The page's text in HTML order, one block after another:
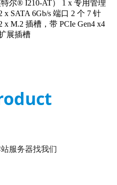
尔® I210-AT） 1 x 专用管理
x SATA 6Gb/s 端口 2 个 7 针
x M.2 插槽，带 PCIe Gen4 x4
展插槽